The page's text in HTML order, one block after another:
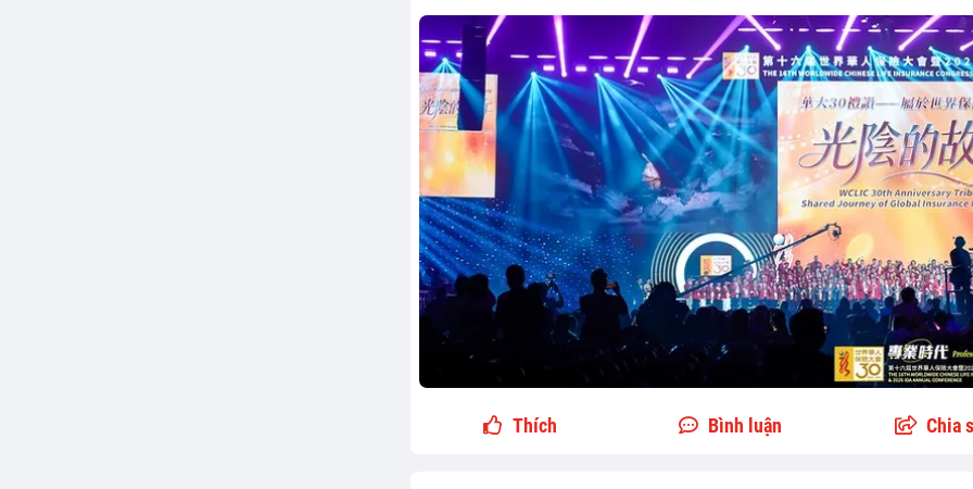
Thích Bình luận Chia